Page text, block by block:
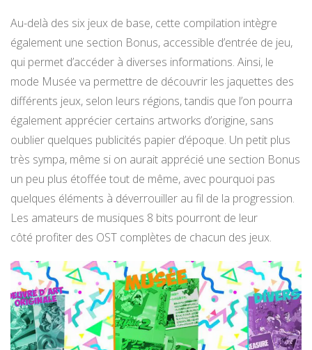
Au-delà des six jeux de base, cette compilation intègre
également une section Bonus, accessible d’entrée de jeu,
qui permet d’accéder à diverses informations. Ainsi, le
mode Musée va permettre de découvrir les jaquettes des
différents jeux, selon leurs régions, tandis que l’on pourra
également apprécier certains artworks d’origine, sans
oublier quelques publicités papier d’époque. Un petit plus
très sympa, même si on aurait apprécié une section Bonus
un peu plus étoffée tout de même, avec pourquoi pas
quelques éléments à déverrouiller au fil de la progression.
Les amateurs de musiques 8 bits pourront de leur
côté profiter des OST complètes de chacun des jeux.